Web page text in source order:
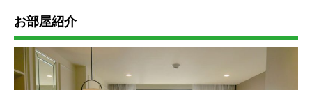
お部屋紹介